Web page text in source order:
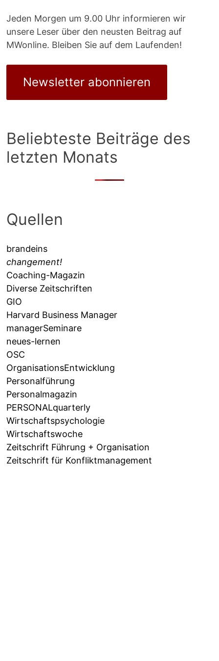
Jeden Morgen um 9.00 Uhr informieren wir
unsere Leser über den neusten Beitrag auf
MWonline. Bleiben Sie auf dem Laufenden!
Newsletter abonnieren
Beliebteste Beiträge des
letzten Monats
Quellen
brandeins
changement!
Coaching-Magazin
Diverse Zeitschriften
GIO
Harvard Business Manager
managerSeminare
neues-lernen
OSC
OrganisationsEntwicklung
Personalführung
Personalmagazin
PERSONALquarterly
Wirtschaftspsychologie
Wirtschaftswoche
Zeitschrift Führung + Organisation
Zeitschrift für Konfliktmanagement